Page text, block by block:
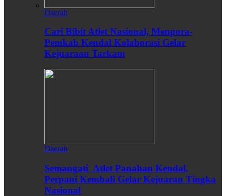
Daerah
Cari Bibit Atlet Nasional, Menpora-
Pemkab Kendal Kolaborasi Gelar
Kejuaraan Tarkam
Daerah
Semangati Atlet Panahan Kendal,
Perpani Kembali Gelar Kejuaran Tingka
Nasional